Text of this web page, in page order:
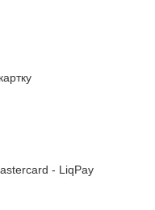
- LiqPay